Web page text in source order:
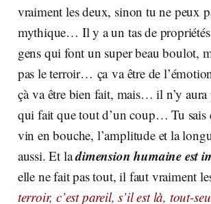
vraiment les deux, sinon tu ne peux
mythique… Il y a un tas de
gens qui font un super beau boulot,
pas le terroir… ça va être de
çà va être bien fait, mais… il n’y aura
qui fait que tout d’un coup… Tu sais
vin en bouche, l’amplitude et la
aussi. Et ladimension humaine est
elle ne fait pas tout, il faut vraiment
terroir, c’est pareil, s’il est là, tout-